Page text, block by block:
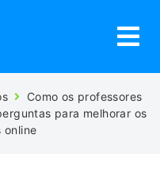
Como os professores
para melhorar os
online